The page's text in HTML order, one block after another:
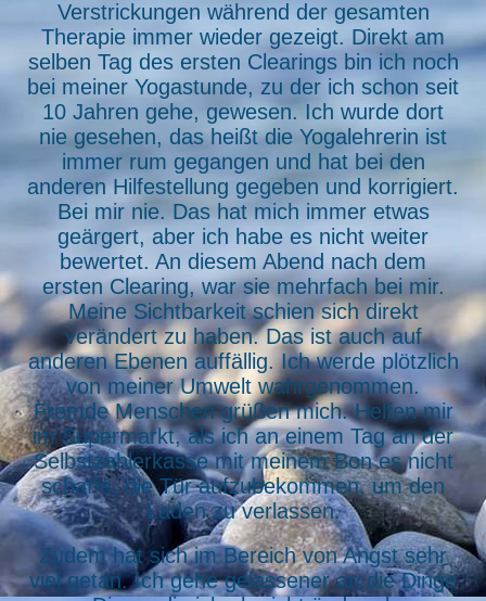
Verstrickungen während der gesamten
Therapie immer wieder gezeigt. Direkt am
selben Tag des ersten Clearings bin ich noch
bei meiner Yogastunde, zu der ich schon seit
10 Jahren gehe, gewesen. Ich wurde dort
nie gesehen, das heißt die Yogalehrerin ist
immer rum gegangen und hat bei den
anderen Hilfestellung gegeben und korrigiert.
Bei mir nie. Das hat mich immer etwas
geärgert, aber ich habe es nicht weiter
bewertet. An diesem Abend nach dem
ersten Clearing, war sie mehrfach bei mir.
Meine Sichtbarkeit schien sich direkt
verändert zu haben. Das ist auch auf
anderen Ebenen auffällig. Ich werde plötzlich
von meiner Umwelt wahrgenommen.
Fremde Menschen grüßen mich. Helfen mir
im Supermarkt, als ich an einem Tag an der
Selbstzahlerkasse mit meinem Bon es nicht
schaffe, die Tür aufzubekommen, um den
Laden zu verlassen.
Zudem hat sich im Bereich von Angst sehr
viel getan. Ich gehe gelassener an die Dinge